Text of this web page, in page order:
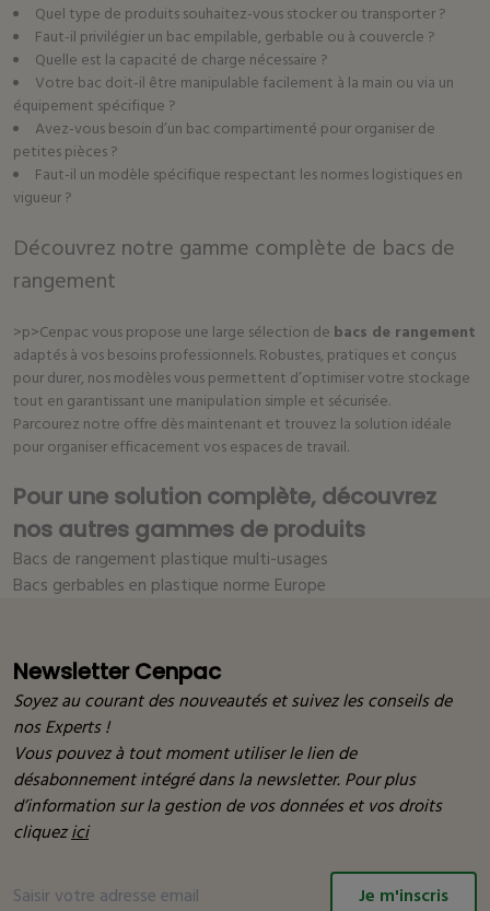
Quel type de produits souhaitez-vous stocker ou transporter ?
Faut-il privilégier un bac empilable, gerbable ou à couvercle ?
Quelle est la capacité de charge nécessaire ?
Votre bac doit-il être manipulable facilement à la main ou via un
équipement spécifique ?
Avez-vous besoin d’un bac compartimenté pour organiser de
petites pièces ?
Faut-il un modèle spécifique respectant les normes logistiques en
vigueur ?
Découvrez notre gamme complète de bacs de
rangement
>p>Cenpac vous propose une large sélection de bacs de rangement
adaptés à vos besoins professionnels. Robustes, pratiques et conçus
pour durer, nos modèles vous permettent d’optimiser votre stockage
tout en garantissant une manipulation simple et sécurisée.
Parcourez notre offre dès maintenant et trouvez la solution idéale
pour organiser efficacement vos espaces de travail.
Pour une solution complète, découvrez
nos autres gammes de produits
Bacs de rangement plastique multi-usages
Bacs gerbables en plastique norme Europe
Newsletter Cenpac
Soyez au courant des nouveautés et suivez les conseils de
nos Experts !
Vous pouvez à tout moment utiliser le lien de
désabonnement intégré dans la newsletter. Pour plus
d’information sur la gestion de vos données et vos droits
cliquezici
Je m'inscris